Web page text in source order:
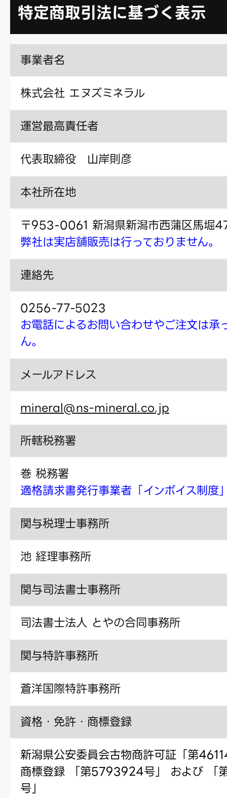
特定商取引法に基づく表示
事業者名
株式会社 エヌズミネラル
運営最高責任者
代表取締役 山岸則彦
本社所在地
〒953-0061 新潟県新潟市西蒲区馬堀
弊社は実店舗販売は行っておりません。
連絡先
0256-77-5023
お電話によるお問い合わせやご注文は承
ん。
メールアドレス
mineral@ns-mineral.co.jp
所轄税務署
巻 税務署
適格請求書発行事業者「インボイス制度
関与税理士事務所
池 経理事務所
関与司法書士事務所
司法書士法人 とやの合同事務所
関与特許事務所
蒼洋国際特許事務所
資格・免許・商標登録
新潟県公安委員会古物商許可証「第
商標登録 「第5793924号」 および
号」